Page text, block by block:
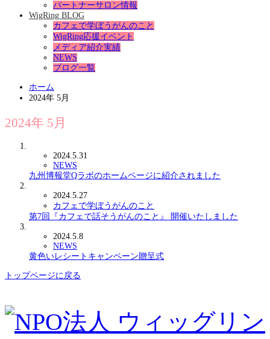
パートナーサロン情報
WigRing BLOG
カフェで学ぼうがんのこと
WigRing応援イベント
メディア紹介実績
NEWS
ブログ一覧
ホーム
2024年 5月
2024年 5月
2024.5.31
NEWS
九州博報堂Qラボのホームページに紹介されました
2024.5.27
カフェで学ぼうがんのこと
第7回『カフェで話そうがんのこと』 開催いたしました
2024.5.8
NEWS
黄色いレシートキャンペーン贈呈式
トップページに戻る